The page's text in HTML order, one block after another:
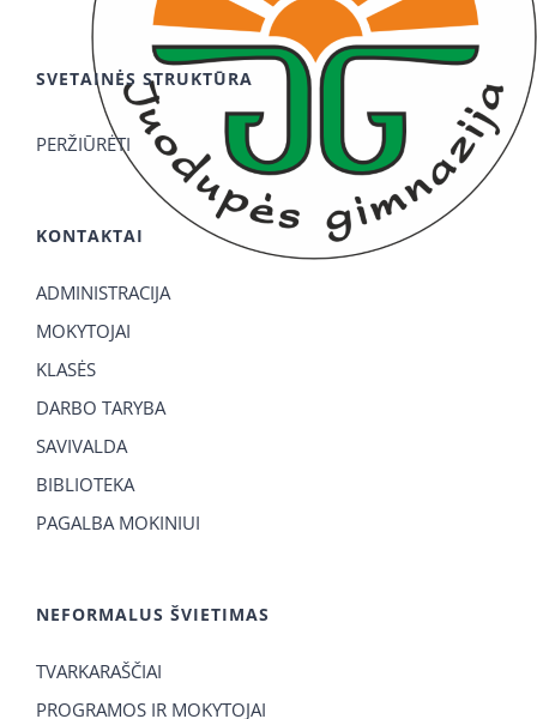
SVETAINĖS STRUKTŪRA
PERŽIŪRĖTI
KONTAKTAI
ADMINISTRACIJA
MOKYTOJAI
KLASĖS
DARBO TARYBA
SAVIVALDA
BIBLIOTEKA
PAGALBA MOKINIUI
NEFORMALUS ŠVIETIMAS
TVARKARAŠČIAI
PROGRAMOS IR MOKYTOJAI